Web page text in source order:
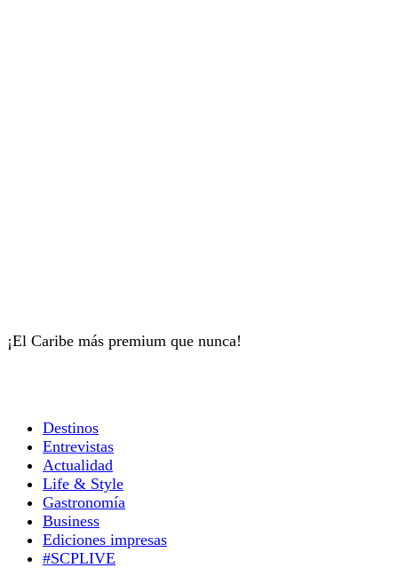
¡El Caribe más premium que nunca!
Destinos
Entrevistas
Actualidad
Life & Style
Gastronomía
Business
Ediciones impresas
#SCPLIVE